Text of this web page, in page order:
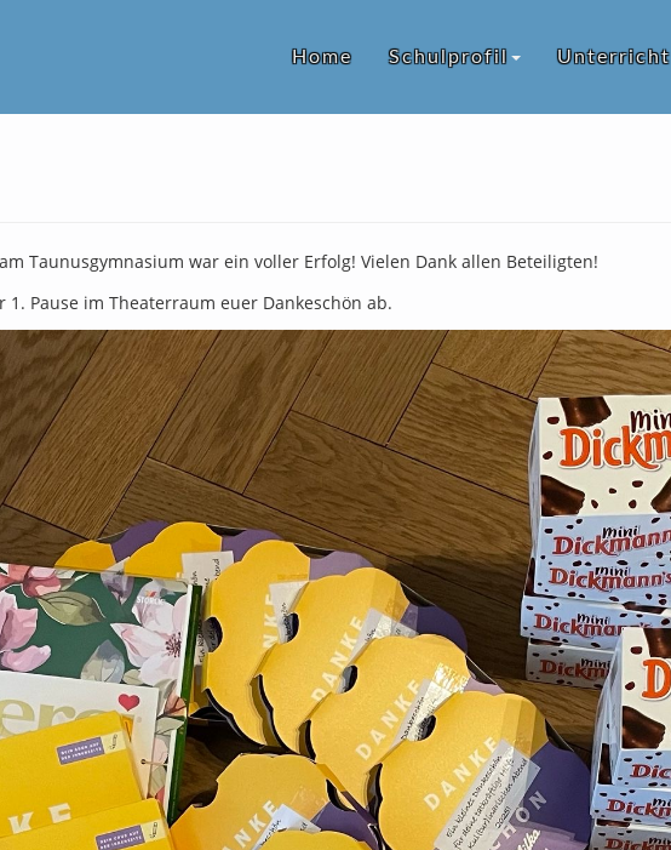
Home Schulprofil Unterricht
Taunusgymnasium war ein voller Erfolg! Vielen Dank allen Beteiligten!
Pause im Theaterraum euer Dankeschön ab.